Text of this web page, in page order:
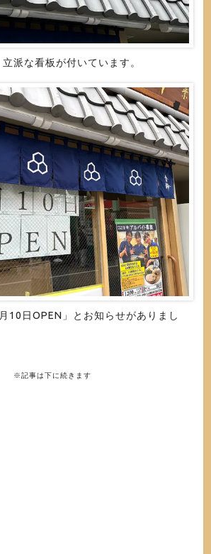
派な看板が付いています。
10日OPEN」とお知らせがありまし
※記事は下に続きます